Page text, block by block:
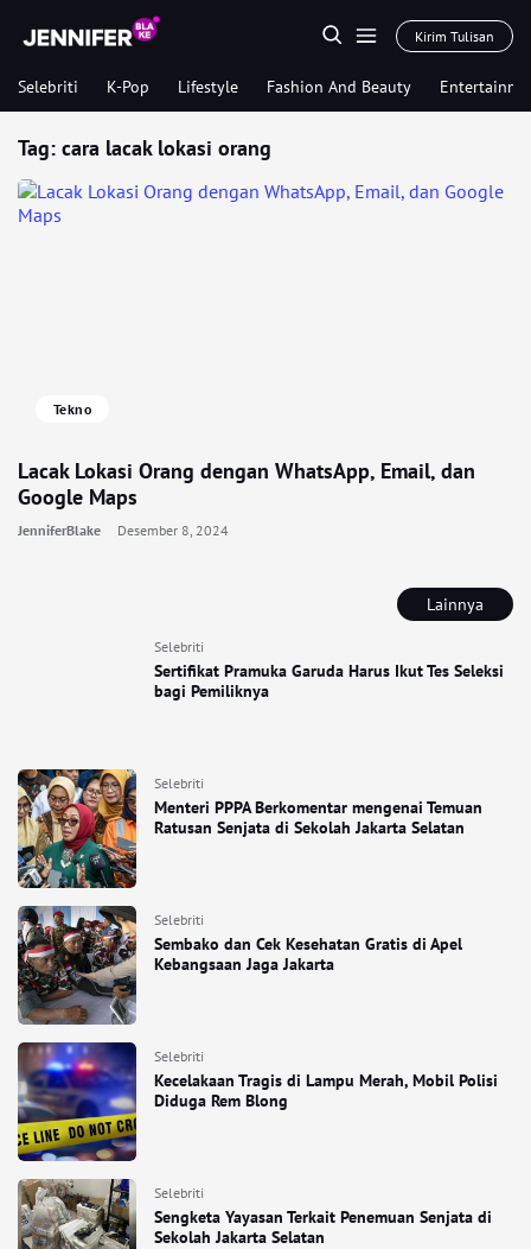
Kirim Tulisan
Selebriti K-Pop Lifestyle Fashion And Beauty
Lainnya
Selebriti
Sertifikat Pramuka Garuda Harus Ikut Tes Seleksi
bagi Pemiliknya
Selebriti
Menteri PPPA Berkomentar mengenai Temuan
Ratusan Senjata di Sekolah Jakarta Selatan
Selebriti
Sembako dan Cek Kesehatan Gratis di Apel
Kebangsaan Jaga Jakarta
Selebriti
Kecelakaan Tragis di Lampu Merah, Mobil Polisi
Diduga Rem Blong
Selebriti
Sengketa Yayasan Terkait Penemuan Senjata di
Sekolah Jakarta Selatan
Tag: cara lacak lokasi orang
Tekno
Lacak Lokasi Orang dengan WhatsApp, Email, dan
Google Maps
JenniferBlake Desember 8, 2024